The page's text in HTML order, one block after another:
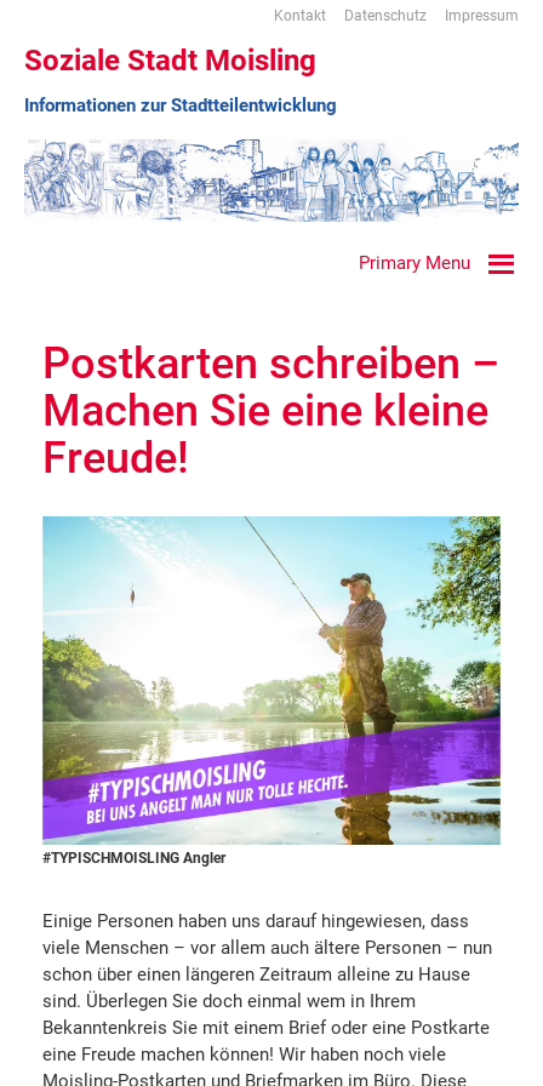
Kontakt Datenschutz Impressum
Soziale Stadt Moisling
Informationen zur Stadtteilentwicklung
Primary Menu
Postkarten schreiben –
Machen Sie eine kleine
Freude!
#TYPISCHMOISLING Angler
Einige Personen haben uns darauf hingewiesen, dass
viele Menschen – vor allem auch ältere Personen – nun
schon über einen längeren Zeitraum alleine zu Hause
sind. Überlegen Sie doch einmal wem in Ihrem
Bekanntenkreis Sie mit einem Brief oder eine Postkarte
eine Freude machen können! Wir haben noch viele
Moisling-Postkarten und Briefmarken im Büro. Diese